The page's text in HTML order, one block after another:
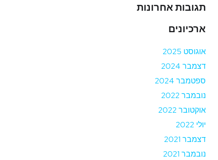
תגובות אחרונות
ארכיונים
אוגוסט 2025
דצמבר 2024
ספטמבר 2024
נובמבר 2022
אוקטובר 2022
יולי 2022
דצמבר 2021
נובמבר 2021